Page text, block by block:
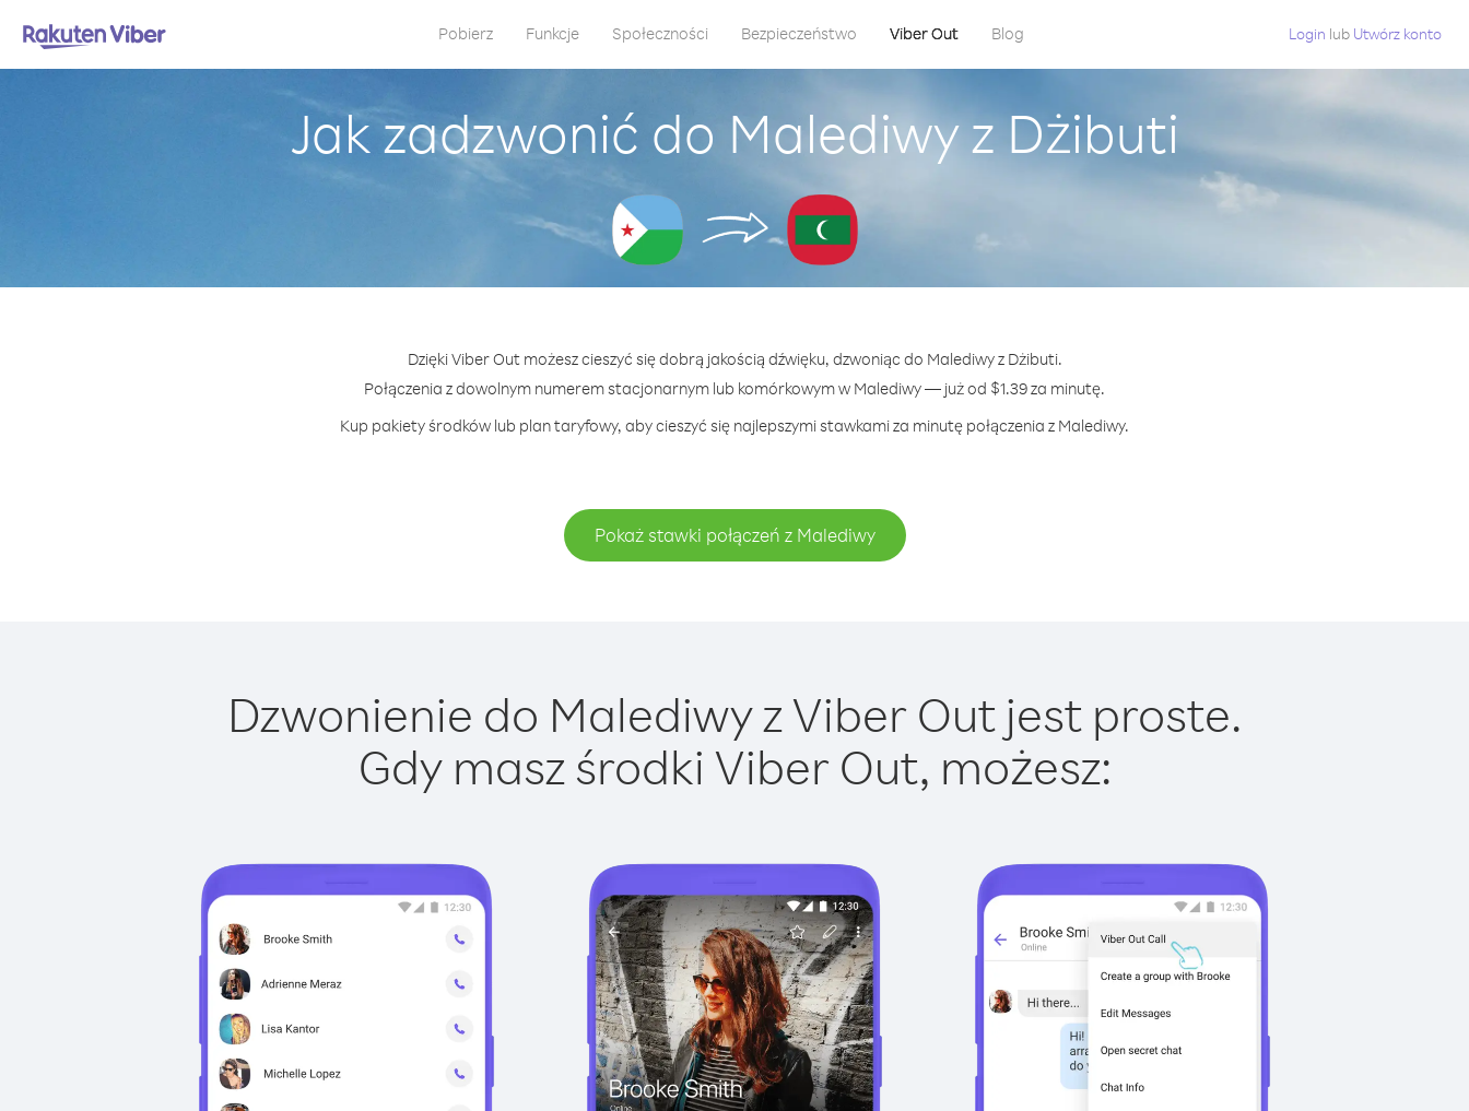
Pobierz Funkcje Społeczności Bezpieczeństwo Viber Out Blog Login lub Utwórz konto
Jak zadzwonić do Malediwy z Dżibuti
Dzięki Viber Out możesz cieszyć się dobrą jakością dźwięku, dzwoniąc do Malediwy z Dżibuti.
Połączenia z dowolnym numerem stacjonarnym lub komórkowym w Malediwy — już od $1.39 za minutę.
Kup pakiety środków lub plan taryfowy, aby cieszyć się najlepszymi stawkami za minutę połączenia z Malediwy.
Pokaż stawki połączeń z Malediwy
Dzwonienie do Malediwy z Viber Out jest proste.
Gdy masz środki Viber Out, możesz: